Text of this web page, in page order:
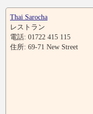
Thai Sarocha
レストラン
電話: 01722 415 115
住所: 69-71 New Street